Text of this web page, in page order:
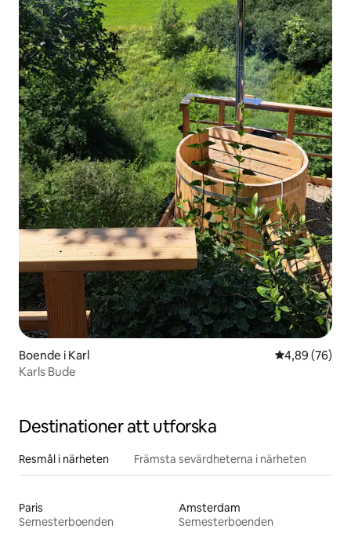
Boende i Karl 4,89 av 5 i
4,89 (76)
Karls Bude
Destinationer att utforska
Resmål i närheten Främsta sevärdheterna i närheten
Paris
Semesterboenden
Amsterdam
Semesterboenden